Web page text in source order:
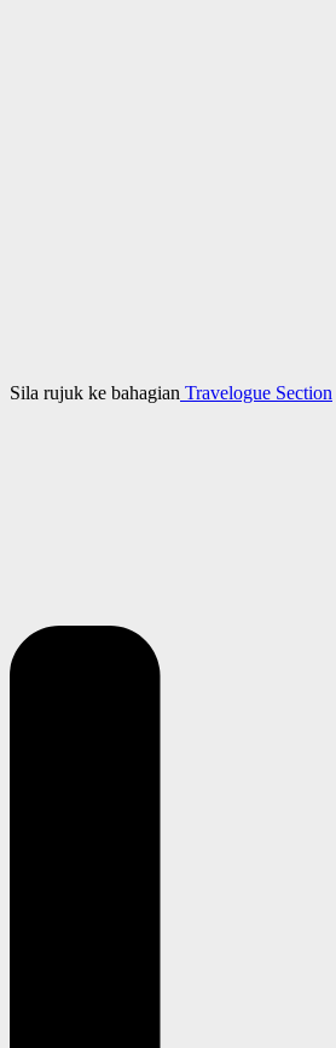
Sila rujuk ke bahagian Travelogue Section